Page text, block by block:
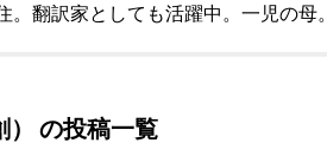
。翻訳家としても活躍中。一児の母。
の投稿一覧